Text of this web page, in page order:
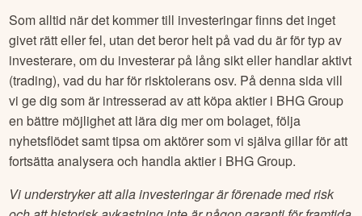
Som alltid när det kommer till investeringar finns det inget
givet rätt eller fel, utan det beror helt på vad du är för typ av
investerare, om du investerar på lång sikt eller handlar aktivt
(trading), vad du har för risktolerans osv. På denna sida vill
vi ge dig som är intresserad av att köpa aktier i BHG Group
en bättre möjlighet att lära dig mer om bolaget, följa
nyhetsflödet samt tipsa om aktörer som vi själva gillar för att
fortsätta analysera och handla aktier i BHG Group.
Vi understryker att alla investeringar är förenade med risk